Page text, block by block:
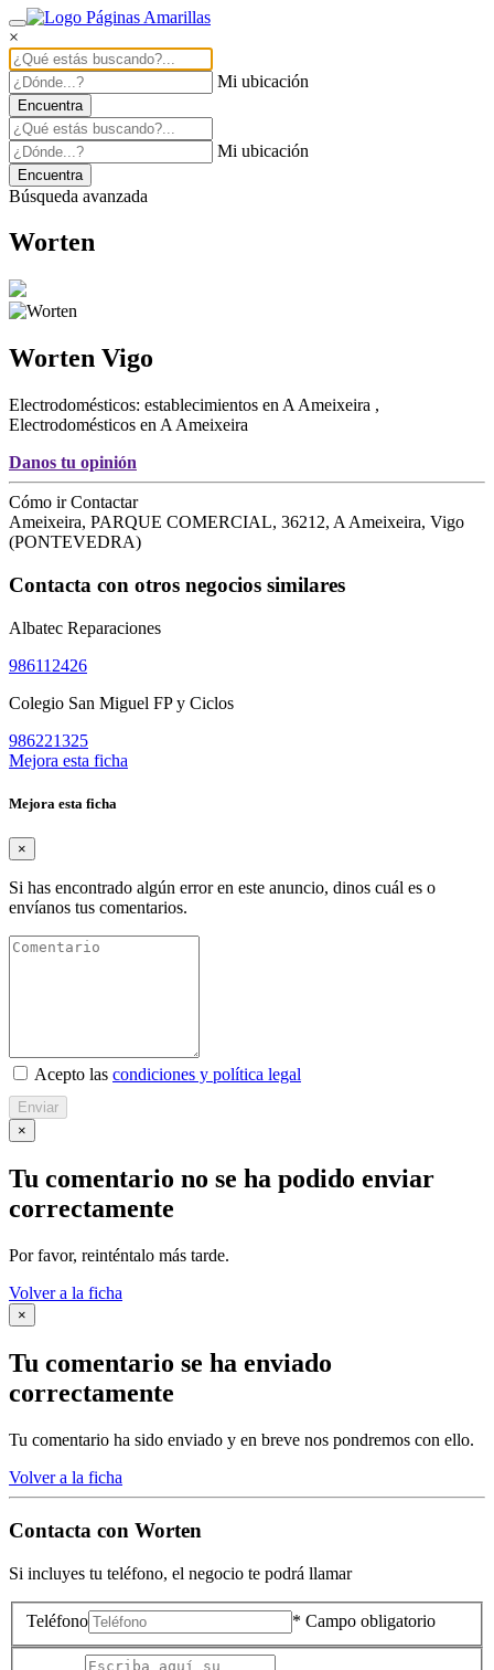
×
Mi ubicación
Encuentra
Mi ubicación
Encuentra
Búsqueda avanzada
Worten
Worten Vigo
Electrodomésticos: establecimientos en A Ameixeira ,
Electrodomésticos en A Ameixeira
Danos tu opinión
Cómo irContactar
Ameixeira, PARQUE COMERCIAL, 36212, A Ameixeira, Vigo
(PONTEVEDRA)
Contacta con otros negocios similares
Albatec Reparaciones
986112426
Colegio San Miguel FP y Ciclos
986221325
Mejora esta ficha
Mejora esta ficha
×
Si has encontrado algún error en este anuncio, dinos cuál es o
envíanos tus comentarios.
Acepto las condiciones y política legal
Enviar
×
Tu comentario no se ha podido enviar
correctamente
Por favor, reinténtalo más tarde.
Volver a la ficha
×
Tu comentario se ha enviado
correctamente
Tu comentario ha sido enviado y en breve nos pondremos con ello.
Volver a la ficha
Contacta con Worten
Si incluyes tu teléfono, el negocio te podrá llamar
Teléfono * Campo obligatorio